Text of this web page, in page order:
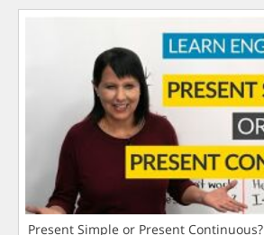
Present Simple or Present Continuous?